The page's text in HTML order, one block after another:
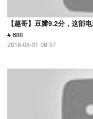
【越哥】豆瓣9.2分，这部
# 688
2018-08-31 08:57